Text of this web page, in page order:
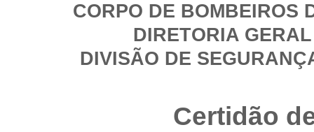
CORPO DE BOMBEIROS
DIRETORIA
DIVISÃO DE
Certidão